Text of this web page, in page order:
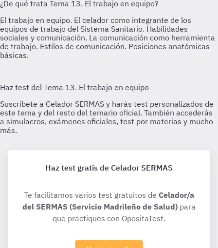
Haz test gratis de Celador SERMAS
Te facilitamos varios test gratuitos de Celador/a
del SERMAS (Servicio Madrileño de Salud) para
que practiques con OpositaTest.